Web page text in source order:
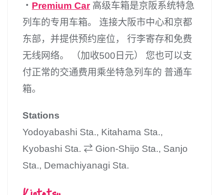
・ Premium Car高级车箱是京阪系统特急
列车的专用车箱。 连接大阪市中心和京都
东部，并提供预约座位， 行李寄存和免费
无线网络。 （加收500日元） 您也可以支
付正常的交通费用乘坐特急列车的 普通车
箱。
Stations
Yodoyabashi Sta., Kitahama Sta.,
Kyobashi Sta. ⇄ Gion-Shijo Sta., Sanjo
Sta., Demachiyanagi Sta.